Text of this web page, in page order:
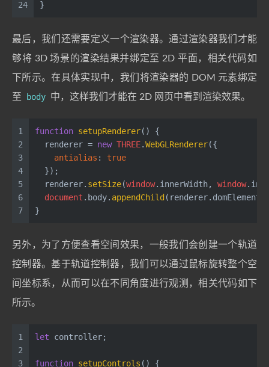
24
}
最后，我们还需要定义一个渲染器。通过渲染器我们才能
够将 3D 场景的渲染结果并绑定至 2D 平面，相关代码如
下所示。在具体实现中，我们将渲染器的 DOM 元素绑定
至
body 中，这样我们才能在 2D 网页中看到渲染效果。
1
2
3
4
5
6
7
function setupRenderer( ) {
  renderer =
new THREE.WebGLRenderer({
antialias : true
  });
  renderer.
setSize(window. innerWidth, window.
document . body. appendChild (renderer. domElement
}
另外，为了方便查看空间效果，一般我们会创建一个轨道
控制器。基于轨道控制器，我们可以通过鼠标旋转整个空
间坐标系，从而可以在不同角度进行观测，相关代码如下
所示。
1
2
3
let controller;
function setupControls ( ) {